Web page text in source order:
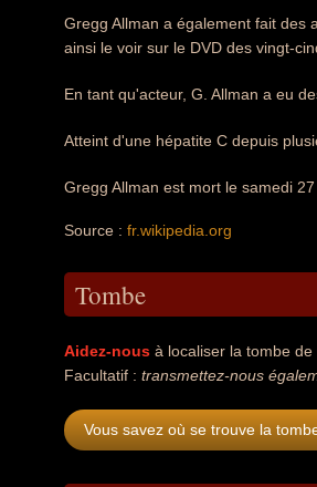
Gregg Allman a également fait des
ainsi le voir sur le DVD des vingt-
En tant qu'acteur, G. Allman a eu
Atteint d'une hépatite C depuis
Gregg Allman est mort le samedi
Source : fr.wikipedia.org
Tombe
Aidez-nous à localiser la tombe
Facultatif : transmettez-nous
Vous savez où se trouve la